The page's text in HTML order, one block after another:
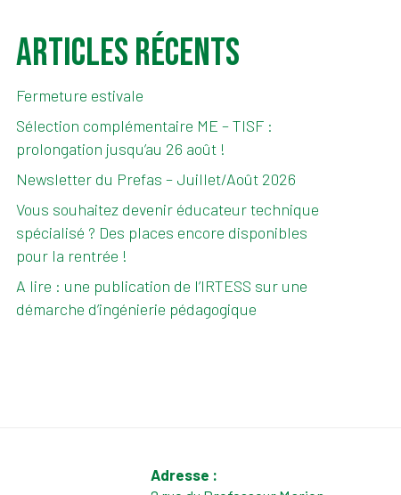
Articles récents
Fermeture estivale
Sélection complémentaire ME – TISF :
prolongation jusqu’au 26 août !
Newsletter du Prefas – Juillet/Août 2026
Vous souhaitez devenir éducateur technique
spécialisé ? Des places encore disponibles
pour la rentrée !
A lire : une publication de l’IRTESS sur une
démarche d’ingénierie pédagogique
Adresse :